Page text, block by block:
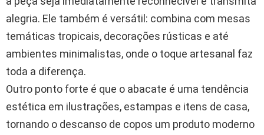
alegria. Ele também é versátil: combina com mesas
temáticas tropicais, decorações rústicas e até
ambientes minimalistas, onde o toque artesanal faz
toda a diferença.
Outro ponto forte é que o abacate é uma tendência
estética em ilustrações, estampas e itens de casa,
tornando o descanso de copos um produto moderno